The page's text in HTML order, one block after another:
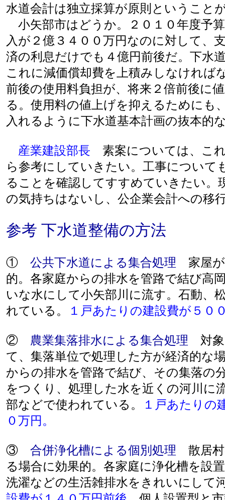
水道会計は独立採算が原則ということ
小矢部市はどうか。２０１０年度予
入が２億３４００万円なのに対して、
済の利息だけでも４億円前後だ。下水
これに減価償却費を上積みしなければ
前後の使用料負担が、将来２倍前後に
る。使用料の値上げを抑えるためにも
入れるように下水道基本計画の抜本的
産業建設部長 素案については、こ
ら参考にしていきたい。工事について
ることを確認してすすめていきたい。
の気持ちはないし、公企業会計への移
参考 下水道整備の方法
① 公共下水道による集合処理 家屋が
的。各家庭からの排水を管路で結び高
いな水にして小矢部川に流す。石動、
れている。
１戸あたりの建設費が５０
② 農業集落排水による集合処理 対象
て、集落単位で処理した方が経済的な
からの排水を管路で結び、その集落の
をつくり、処理した水を近くの河川に
部などで使われている。
１戸あたりの
０万円。
③ 合併浄化槽による個別処理 散居村
る場合に効果的。各家庭に浄化槽を設
洗濯などの生活雑排水をきれいにして